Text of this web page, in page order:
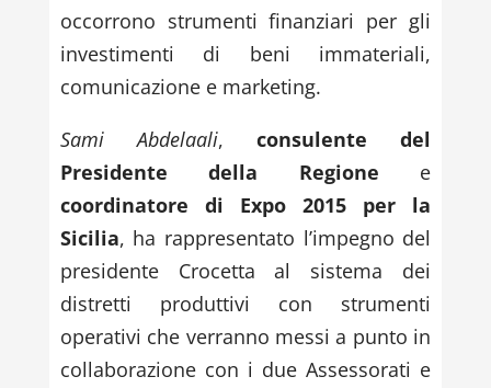
occorrono strumenti finanziari per gli
investimenti di beni immateriali,
comunicazione e marketing.
Sami Abdelaali,consulente del
Presidente della Regione e
coordinatore di Expo 2015 per la
Sicilia, ha rappresentato l’impegno del
presidente Crocetta al sistema dei
distretti produttivi con strumenti
operativi che verranno messi a punto in
collaborazione con i due Assessorati e